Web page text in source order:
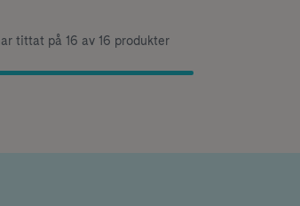
tittat på 16 av 16 produkter